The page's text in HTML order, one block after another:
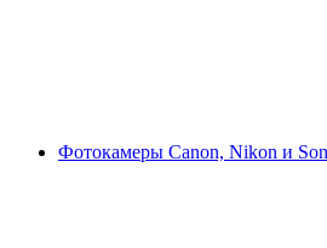
Фотокамеры Canon, Nikon и